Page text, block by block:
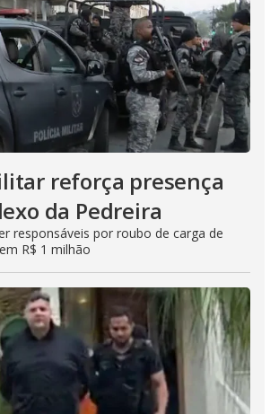
reforça presença
da Pedreira
responsáveis por roubo de carga de
R$ 1 milhão